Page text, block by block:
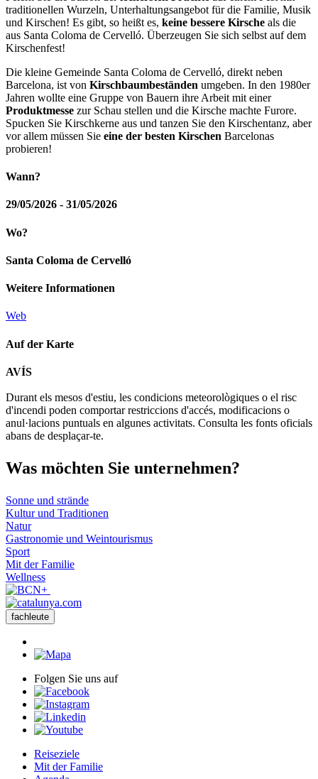
traditionellen Wurzeln, Unterhaltungsangebot für die Familie, Musik
und Kirschen! Es gibt, so heißt es, keine bessere Kirsche als die
aus Santa Coloma de Cervelló. Überzeugen Sie sich selbst auf dem
Kirschenfest!
Die kleine Gemeinde Santa Coloma de Cervelló, direkt neben
Barcelona, ist von Kirschbaumbeständen umgeben. In den 1980er
Jahren wollte eine Gruppe von Bauern ihre Arbeit mit einer
Produktmesse zur Schau stellen und die Kirsche machte Furore.
Spucken Sie Kirschkerne aus und tanzen Sie den Kirschentanz, aber
vor allem müssen Sie eine der besten Kirschen Barcelonas
probieren!
Wann?
29/05/2026 - 31/05/2026
Wo?
Santa Coloma de Cervelló
Weitere Informationen
Web
Auf der Karte
−
AVÍS
Durant els mesos d'estiu, les condicions meteorològiques o el risc
d'incendi poden comportar restriccions d'accés, modificacions o
anul·lacions puntuals en algunes activitats. Consulta les fonts oficials
abans de desplaçar-te.
Was möchten Sie unternehmen?
Sonne und strände
Kultur und Traditionen
Natur
Gastronomie und Weintourismus
Sport
Mit der Familie
Wellness
fachleute
Folgen Sie uns auf
Reiseziele
Mit der Familie